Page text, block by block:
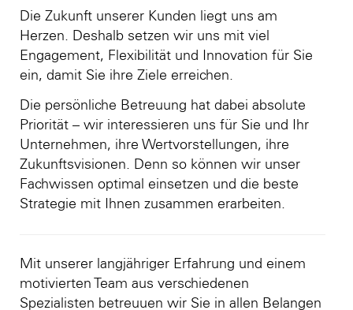
Die Zukunft unserer Kunden liegt uns am
Herzen. Deshalb setzen wir uns mit viel
Engagement, Flexibilität und Innovation für Sie
ein, damit Sie ihre Ziele erreichen.
Die persönliche Betreuung hat dabei absolute
Priorität – wir interessieren uns für Sie und Ihr
Unternehmen, ihre Wertvorstellungen, ihre
Zukunftsvisionen. Denn so können wir unser
Fachwissen optimal einsetzen und die beste
Strategie mit Ihnen zusammen erarbeiten.
Mit unserer langjähriger Erfahrung und einem
motivierten Team aus verschiedenen
Spezialisten betreuuen wir Sie in allen Belangen